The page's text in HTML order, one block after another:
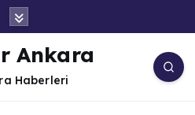
Ankara
Haberleri